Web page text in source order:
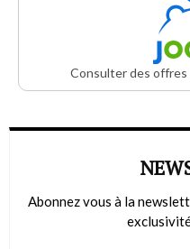
Consulter des offres
Abonnez vous à la